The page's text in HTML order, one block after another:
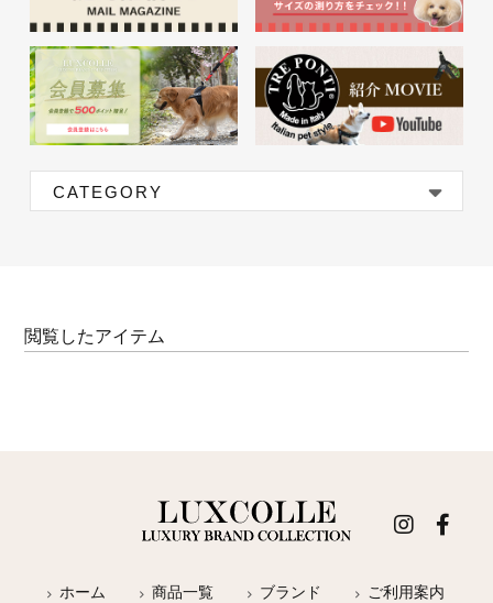
CATEGORY
閲覧したアイテム
ホーム 商品一覧 ブランド ご利用案内